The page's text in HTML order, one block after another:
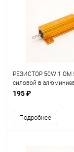
РЕЗИСТОР 50W 1 OM
силовой в
корпусе
195 ₽
Подробнее